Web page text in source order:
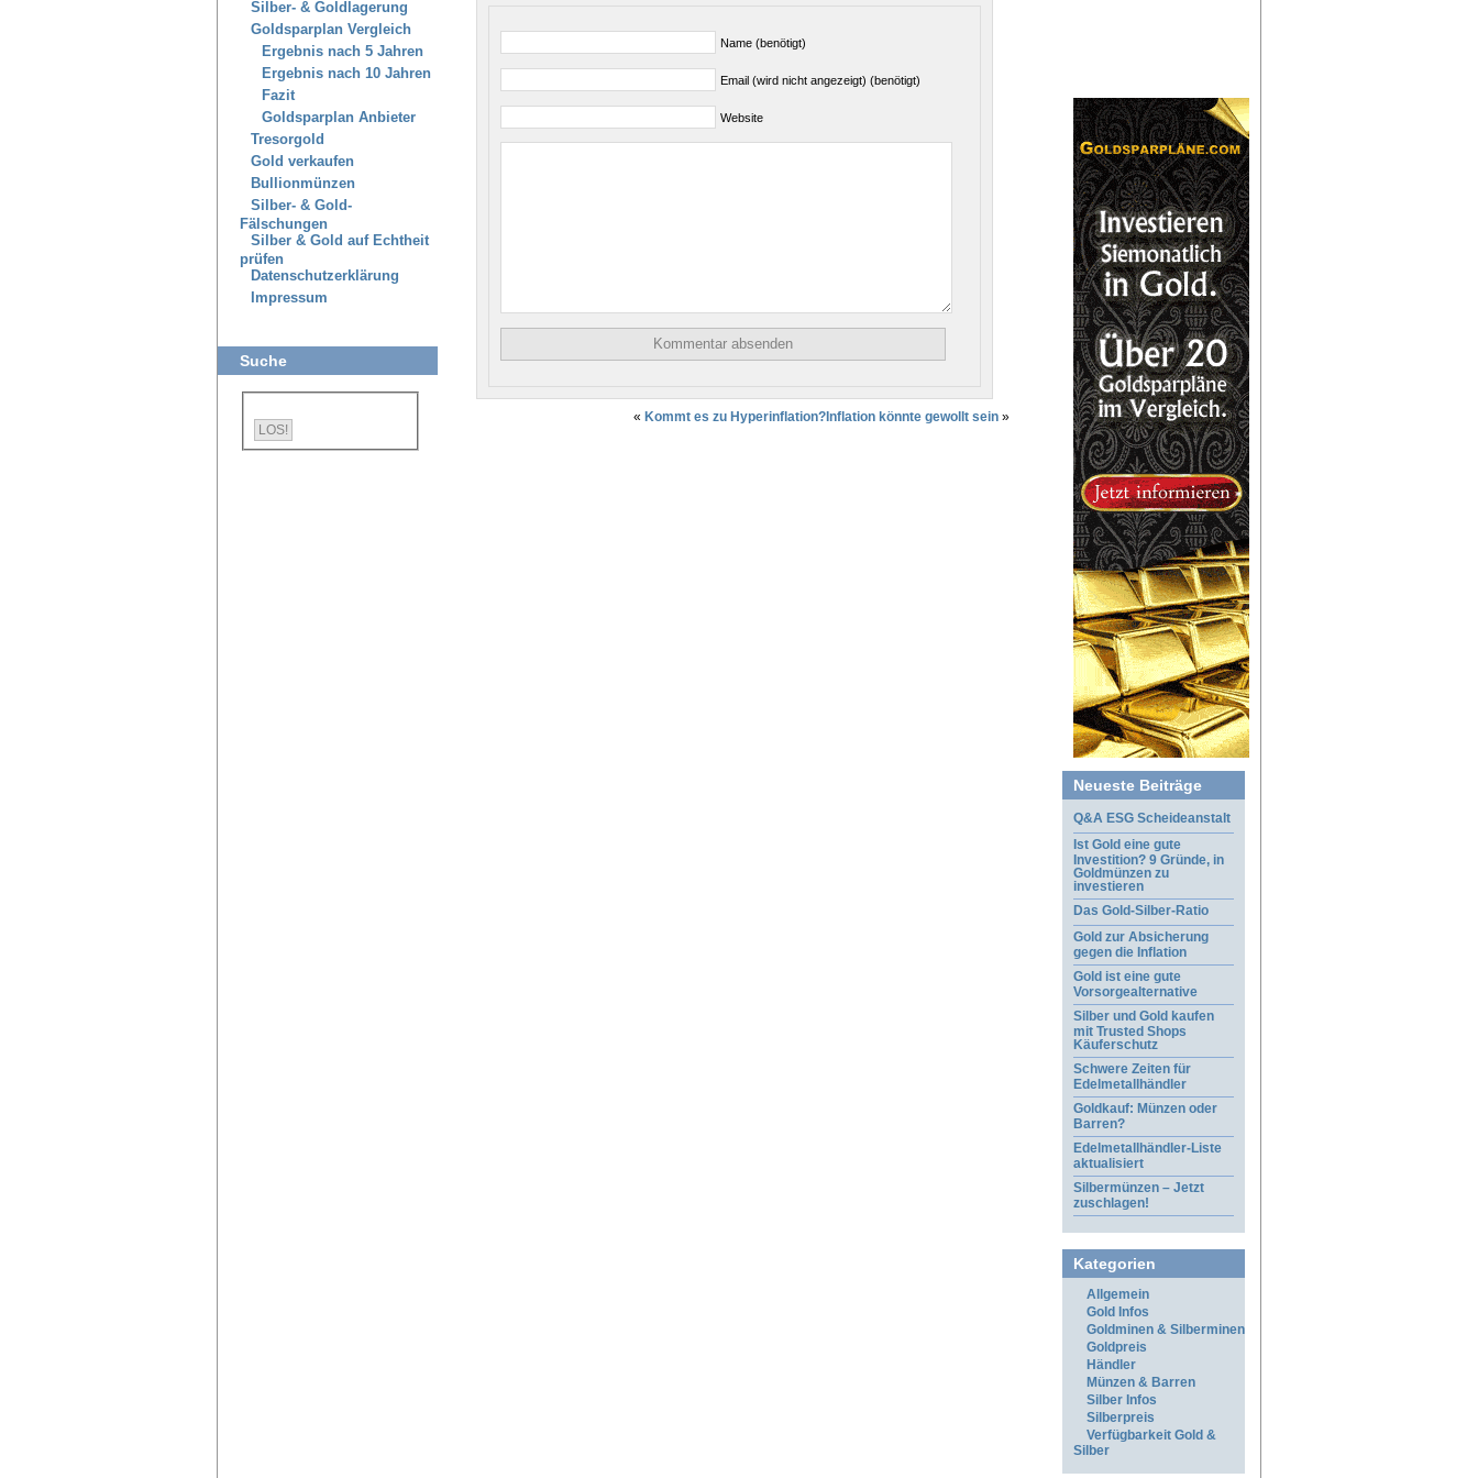
Name (benötigt)
Email (wird nicht angezeigt) (benötigt)
Website
« Kommt es zu Hyperinflation? Inflation könnte gewollt sein »
Silber- & Goldlagerung
Goldsparplan Vergleich
Ergebnis nach 5 Jahren
Ergebnis nach 10 Jahren
Fazit
Goldsparplan Anbieter
Tresorgold
Gold verkaufen
Bullionmünzen
Silber- & Gold-
Fälschungen
Silber & Gold auf Echtheit
prüfen
Datenschutzerklärung
Impressum
Suche
Neueste Beiträge
Q&A ESG Scheideanstalt
Ist Gold eine gute
Investition? 9 Gründe, in
Goldmünzen zu
investieren
Das Gold-Silber-Ratio
Gold zur Absicherung
gegen die Inflation
Gold ist eine gute
Vorsorgealternative
Silber und Gold kaufen
mit Trusted Shops
Käuferschutz
Schwere Zeiten für
Edelmetallhändler
Goldkauf: Münzen oder
Barren?
Edelmetallhändler-Liste
aktualisiert
Silbermünzen – Jetzt
zuschlagen!
Kategorien
Allgemein
Gold Infos
Goldminen & Silberminen
Goldpreis
Händler
Münzen & Barren
Silber Infos
Silberpreis
Verfügbarkeit Gold &
Silber